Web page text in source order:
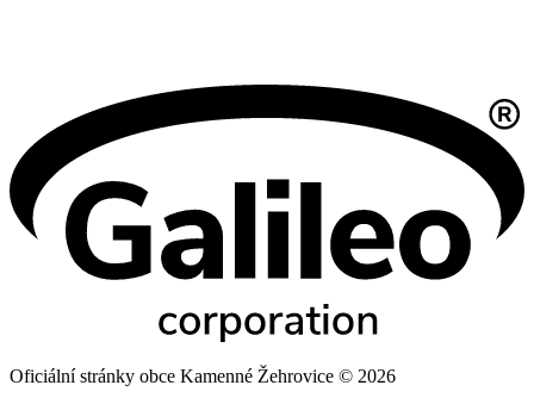
Oficiální stránky obce Kamenné Žehrovice © 2026